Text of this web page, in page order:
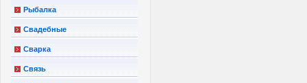
Рыбалка
Свадебные
Сварка
Связь